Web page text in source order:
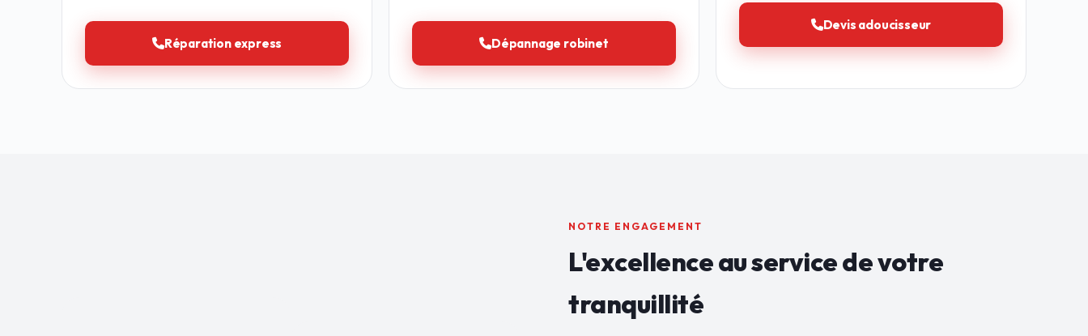
Réparation express Dépannage robinet
Devis adoucisseur
NOTRE ENGAGEMENT
L'excellence au service devotre
tranquillité